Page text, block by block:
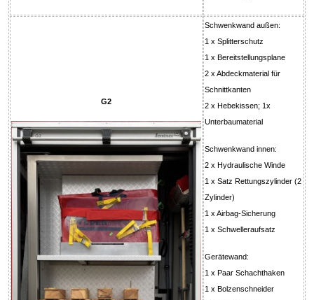
G2
Schwenkwand außen:
1 x Splitterschutz
1 x Bereitstellungsplane
2 x Abdeckmaterial für
Schnittkanten
2 x Hebekissen; 1x
Unterbaumaterial
Schwenkwand innen:
2 x Hydraulische Winde
1 x Satz Rettungszylinder (2
Zylinder)
1 x Airbag-Sicherung
1 x Schwelleraufsatz
Gerätewand:
1 x Paar Schachthaken
1 x Bolzenschneider